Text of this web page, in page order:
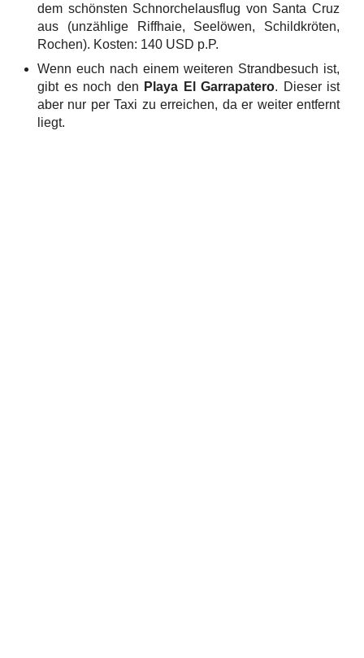
dem schönsten Schnorchelausflug von Santa Cruz
aus (unzählige Riffhaie, Seelöwen, Schildkröten,
Rochen). Kosten: 140 USD p.P.
Wenn euch nach einem weiteren Strandbesuch ist,
gibt es noch den Playa El Garrapatero. Dieser ist
aber nur per Taxi zu erreichen, da er weiter entfernt
liegt.